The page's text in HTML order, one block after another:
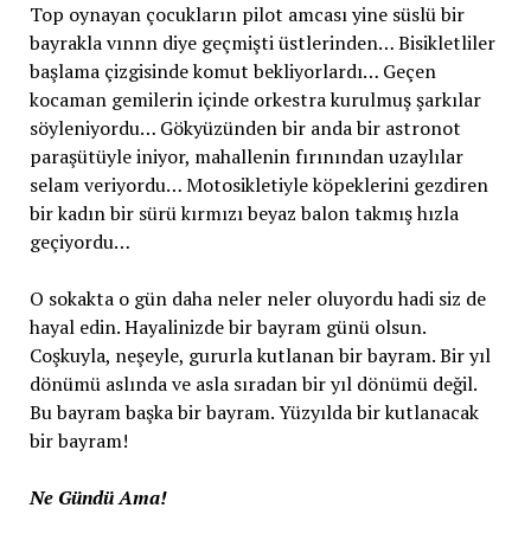
Top oynayan çocukların pilot amcası yine süslü bir
bayrakla vınnn diye geçmişti üstlerinden… Bisikletliler
başlama çizgisinde komut bekliyorlardı… Geçen
kocaman gemilerin içinde orkestra kurulmuş şarkılar
söyleniyordu… Gökyüzünden bir anda bir astronot
paraşütüyle iniyor, mahallenin fırınından uzaylılar
selam veriyordu… Motosikletiyle köpeklerini gezdiren
bir kadın bir sürü kırmızı beyaz balon takmış hızla
geçiyordu…
O sokakta o gün daha neler neler oluyordu hadi siz de
hayal edin. Hayalinizde bir bayram günü olsun.
Coşkuyla, neşeyle, gururla kutlanan bir bayram. Bir yıl
dönümü aslında ve asla sıradan bir yıl dönümü değil.
Bu bayram başka bir bayram. Yüzyılda bir kutlanacak
bir bayram!
Ne Gündü Ama!